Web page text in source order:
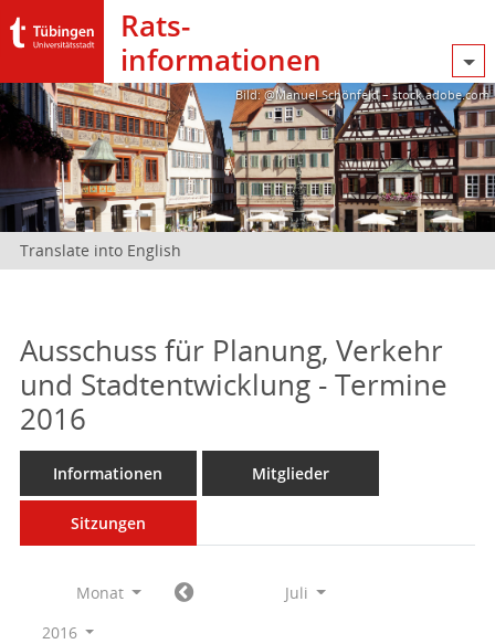
Rats­
informationen
Bild: @Manuel Schönfeld – stock.adobe.com
Translate into English
Ausschuss für Planung, Verkehr
und Stadtentwicklung - Termine
2016
Informationen Mitglieder
Sitzungen
Monat
Juli
2016